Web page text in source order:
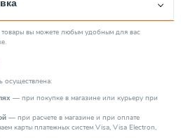
134.00
вы можете любым удобным для вас
осуществлена:
— при покупке в магазине или курьеру при
— при расчете в магазине и при оплате
карты платежных систем Visa, Visa Electron,